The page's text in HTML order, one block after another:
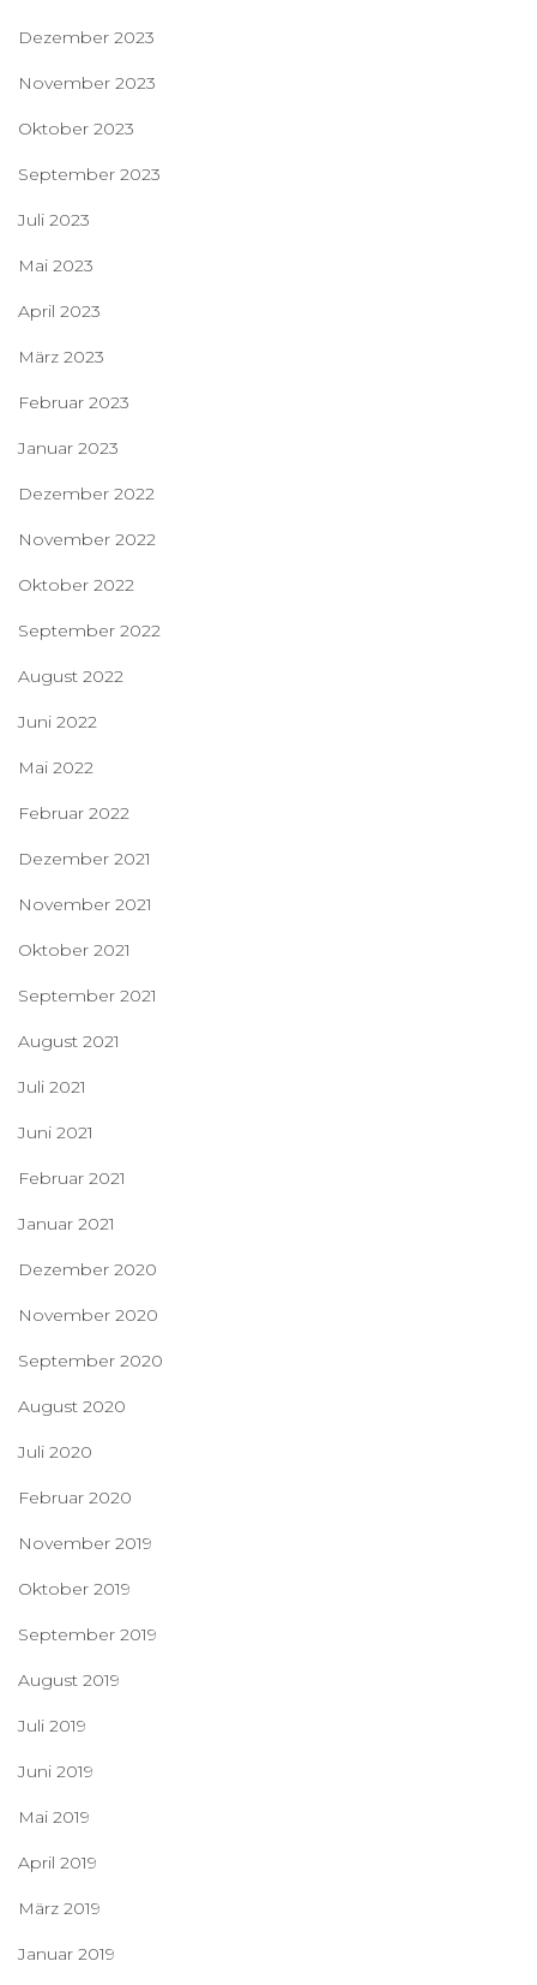
Dezember 2023
November 2023
Oktober 2023
September 2023
Juli 2023
Mai 2023
April 2023
März 2023
Februar 2023
Januar 2023
Dezember 2022
November 2022
Oktober 2022
September 2022
August 2022
Juni 2022
Mai 2022
Februar 2022
Dezember 2021
November 2021
Oktober 2021
September 2021
August 2021
Juli 2021
Juni 2021
Februar 2021
Januar 2021
Dezember 2020
November 2020
September 2020
August 2020
Juli 2020
Februar 2020
November 2019
Oktober 2019
September 2019
August 2019
Juli 2019
Juni 2019
Mai 2019
April 2019
März 2019
Januar 2019